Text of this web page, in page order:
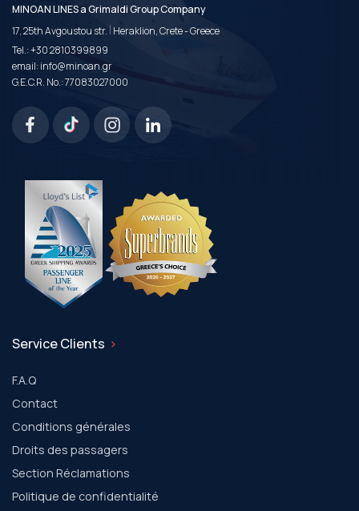
MINOAN LINES a Grimaldi Group Company
17, 25th Avgoustou str. | Heraklion, Crete - Greece
Tel.:+30 2810399899
email:info@minoan.gr
G.E.C.R. No.: 77083027000
Service Clients
F.A.Q
Contact
Conditions générales
Droits des passagers
Section Réclamations
Politique de confidentialité